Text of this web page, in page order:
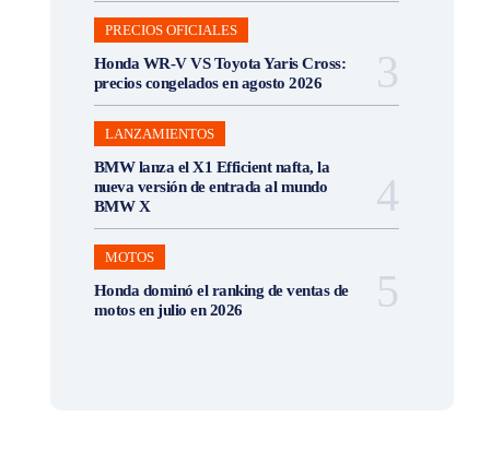
PRECIOS OFICIALES
Honda WR-V VS Toyota Yaris Cross:
precios congelados en agosto 2026
LANZAMIENTOS
BMW lanza el X1 Efficient nafta, la
nueva versión de entrada al mundo
BMW X
MOTOS
Honda dominó el ranking de ventas de
motos en julio en 2026